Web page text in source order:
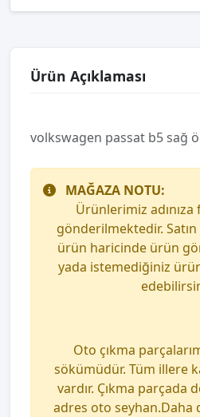
Ürün Açıklaması
volkswagen passat b5 sağ
MAĞAZA NOTU:
Ürünlerimiz
gönderilmektedir.
ürün haricinde ürün
yada istemediğiniz
Oto çıkma
sökümüdür. Tüm illere
vardır. Çıkma parçada
adres oto seyhan.Daha